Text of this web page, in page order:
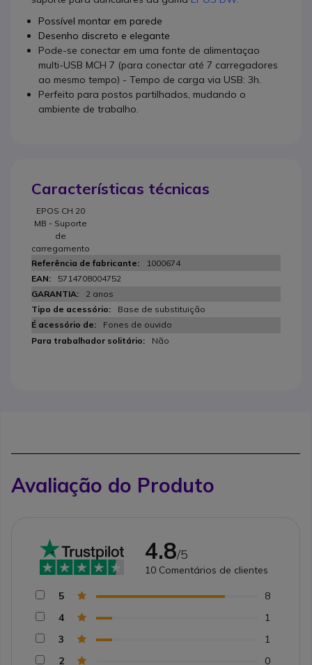
Possível montar em parede
Desenho discreto e elegante
Pode-se conectar em uma fonte de alimentaçao
multi-USB MCH 7 (para conectar até 7 carregadores
ao mesmo tempo) - Tempo de carga via USB: 3h.
Perfeito para postos partilhados, mudando o
ambiente de trabalho.
Características técnicas
EPOS CH 20
MB - Suporte
de
carregamento
1000674
5714708004752
2 anos
Base de substituição
Fones de ouvido
Não
Avaliação do Produto
4.8/5
10 Comentários de clientes
5
8
4
1
3
1
2
0